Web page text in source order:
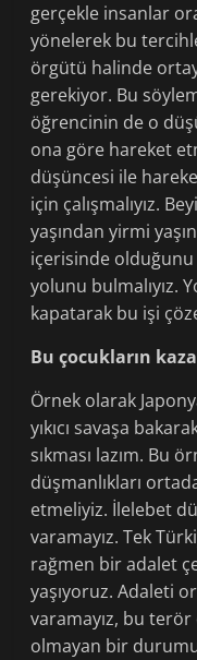
gerçekle insanlar
yönelerek bu
örgütü halinde
gerekiyor. Bu
öğrencinin de o
ona göre hareket
düşüncesi ile
için çalışmalıyız.
yaşından yirmi
içerisinde olduğunu
yolunu bulmalıyız.
kapatarak bu işi
Bu çocukların
Örnek olarak
yıkıcı savaşa
sıkması lazım. Bu
düşmanlıkları
etmeliyiz. İlelebet
varamayız. Tek
rağmen bir adalet
yaşıyoruz. Adaleti
varamayız, bu
olmayan bir